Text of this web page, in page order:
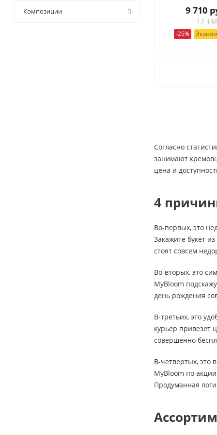
9 710
12
-25%
Согласно
занимают
цена и
4
Во-первых, это
Закажите букет
стоят совсем
Во-вторых, это
MyBloom
день рождения
В-третьих, это
курьер привезет
совершенно
В-четвертых, это
MyBloom по
Продуманная
9 (0)
Композиции